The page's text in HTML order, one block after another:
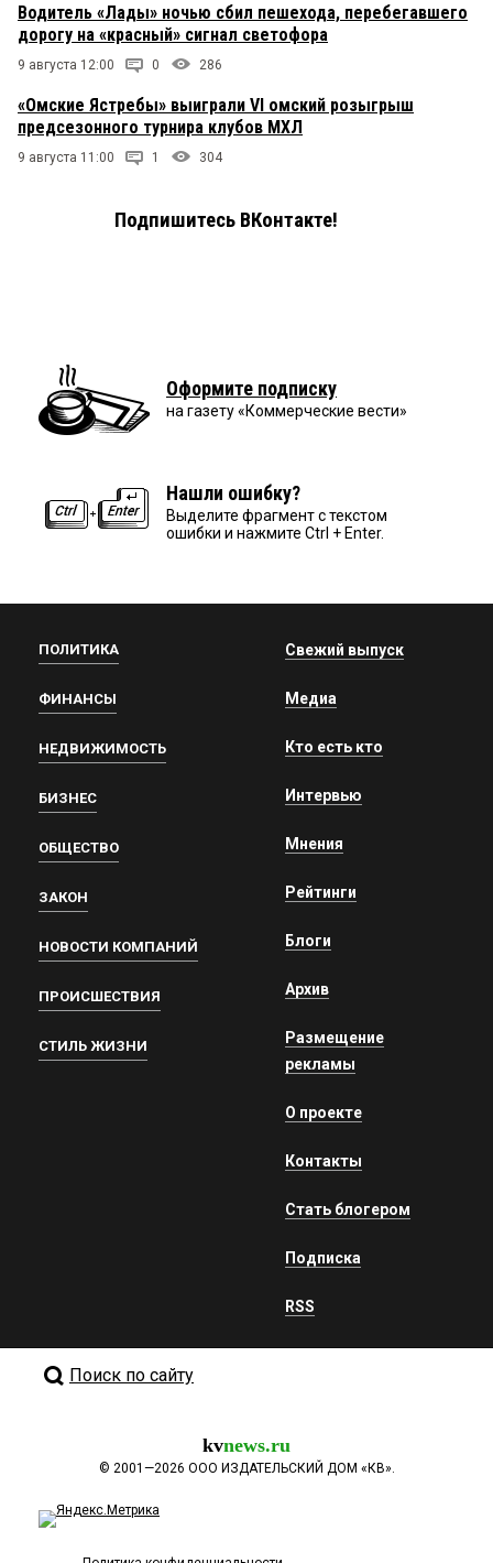
Водитель «Лады» ночью сбил пешехода, перебегавшего
дорогу на «красный» сигнал светофора
9 августа 12:00 0 286
«Омские Ястребы» выиграли VI омский розыгрыш
предсезонного турнира клубов МХЛ
9 августа 11:00 1 304
Подпишитесь ВКонтакте!
Оформите подписку
на газету «Коммерческие вести»
Нашли ошибку?
Выделите фрагмент с текстом
ошибки и нажмите Ctrl + Enter.
ПОЛИТИКА
ФИНАНСЫ
НЕДВИЖИМОСТЬ
БИЗНЕС
ОБЩЕСТВО
ЗАКОН
НОВОСТИ КОМПАНИЙ
ПРОИСШЕСТВИЯ
СТИЛЬ ЖИЗНИ
Свежий выпуск
Медиа
Кто есть кто
Интервью
Мнения
Рейтинги
Блоги
Архив
Размещение
рекламы
О проекте
Контакты
Стать блогером
Подписка
RSS
Поиск по сайту
kvnews.ru
© 2001—2026 ООО ИЗДАТЕЛЬСКИЙ ДОМ «КВ».